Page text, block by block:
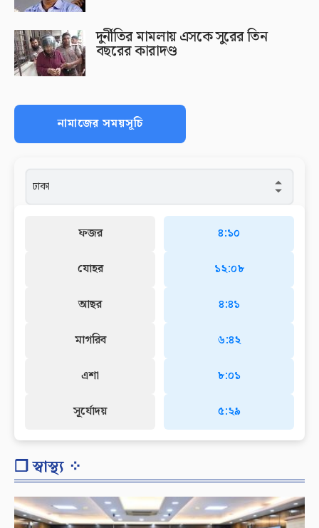
দুর্নীতির মামলায় এসকে সুরের তিন
বছরের কারাদণ্ড
নামাজের সময়সূচি
ফজর
যোহর
আছর
মাগরিব
এশা
সূর্যোদয়
৪:১০
১২:০৮
৪:৪১
৬:৪২
৮:০১
৫:২৯
❐ স্বাস্থ্য ⁘